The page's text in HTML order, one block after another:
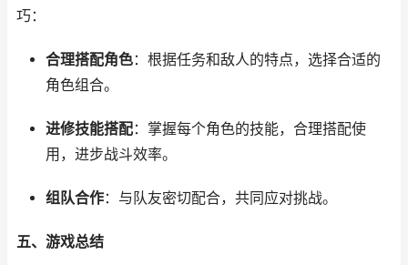
巧：
合理搭配角色：根据任务和敌人的特点，选择合适的
角色组合。
进修技能搭配：掌握每个角色的技能，合理搭配使
用，进步战斗效率。
组队合作：与队友密切配合，共同应对挑战。
五、游戏总结